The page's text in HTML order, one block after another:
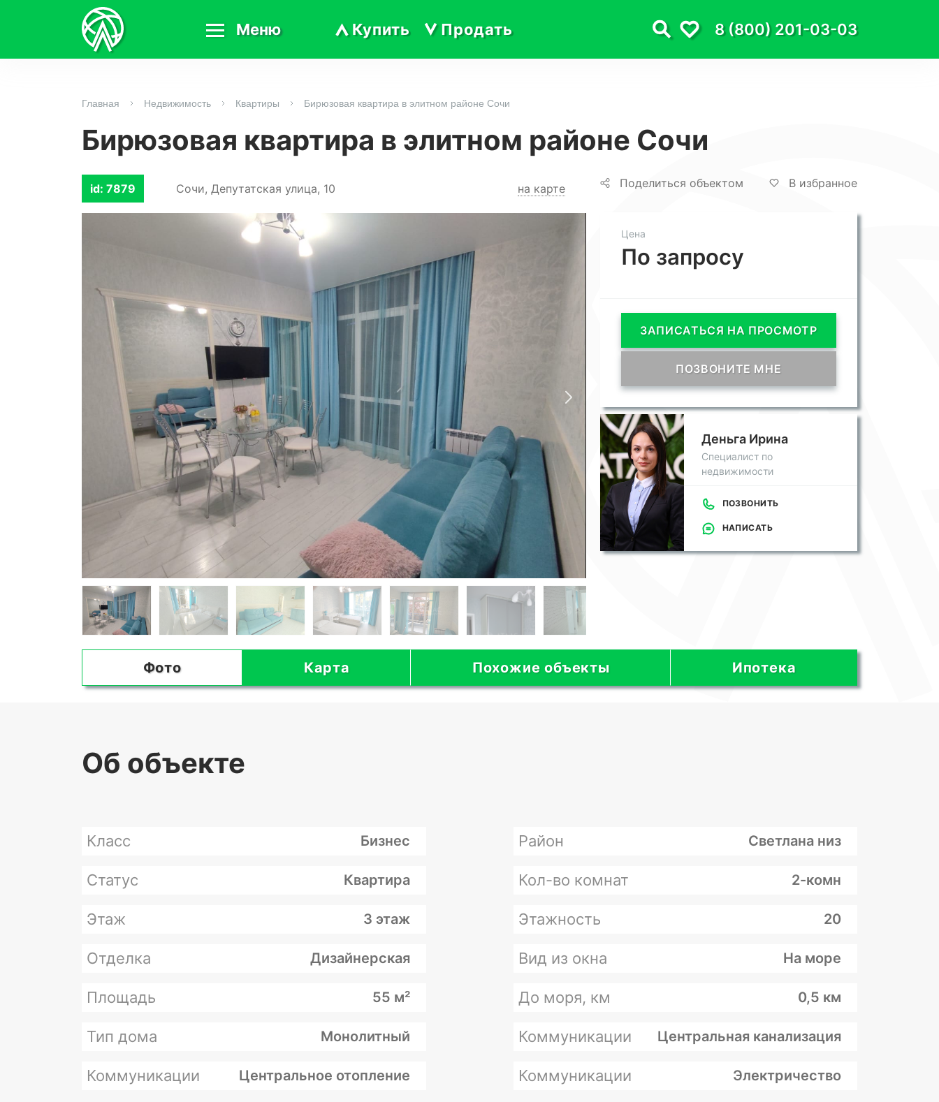
Меню Купить Продать 8 (800) 201-03-03
Главная Недвижимость Квартиры Бирюзовая квартира в элитном районе Сочи
Бирюзовая квартира в элитном районе Сочи
id: 7879 Сочи, Депутатская улица, 10 на карте Поделиться объектом В избранное
Цена
По запросу
ЗАПИСАТЬСЯ НА ПРОСМОТР
ПОЗВОНИТЕ МНЕ
Деньга Ирина
Специалист по
недвижимости
ПОЗВОНИТЬ
НАПИСАТЬ
Фото Карта Похожие объекты Ипотека
Об объекте
Класс Бизнес Район Светлана низ
Статус Квартира Кол-во комнат 2-комн
Этаж 3 этаж Этажность 20
Отделка Дизайнерская Вид из окна На море
Площадь 55 м² До моря, км 0,5 км
Тип дома Монолитный Коммуникации Центральная канализация
Коммуникации Центральное отопление Коммуникации Электричество